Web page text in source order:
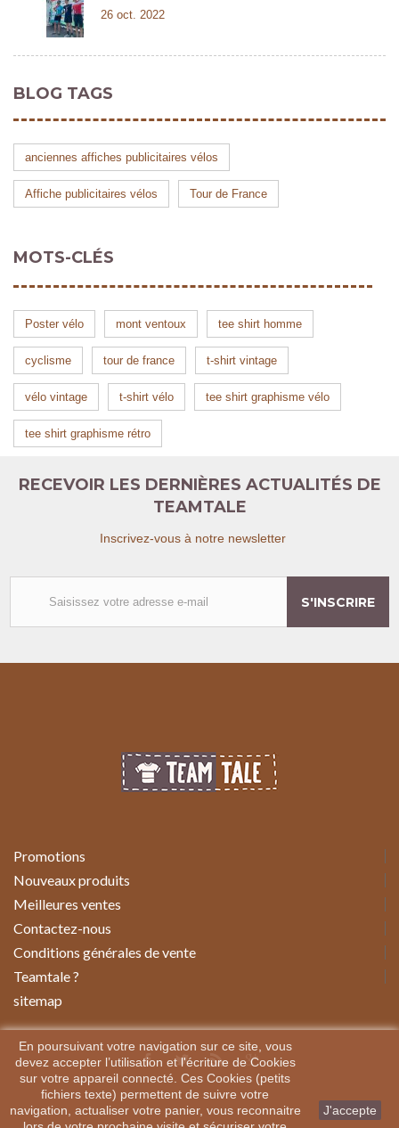
26 oct. 2022
BLOG TAGS
anciennes affiches publicitaires vélos
Affiche publicitaires vélos Tour de France
MOTS-CLÉS
Poster vélo mont ventoux tee shirt homme
cyclisme tour de france t-shirt vintage
vélo vintage t-shirt vélo tee shirt graphisme vélo
tee shirt graphisme rétro
RECEVOIR LES DERNIÈRES ACTUALITÉS DE
TEAMTALE
Inscrivez-vous à notre newsletter
S'INSCRIRE
Promotions
Nouveaux produits
Meilleures ventes
Contactez-nous
Conditions générales de vente
Teamtale ?
sitemap
En poursuivant votre navigation sur ce site, vous
devez accepter l’utilisation et l'écriture de Cookies
sur votre appareil connecté. Ces Cookies (petits
fichiers texte) permettent de suivre votre
navigation, actualiser votre panier, vous reconnaitre
J'accepte